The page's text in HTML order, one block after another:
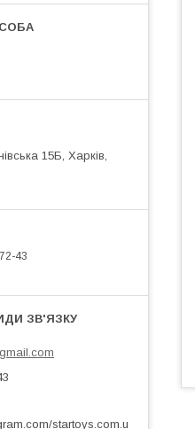
15Б, Харків,
43
startoys.com.u